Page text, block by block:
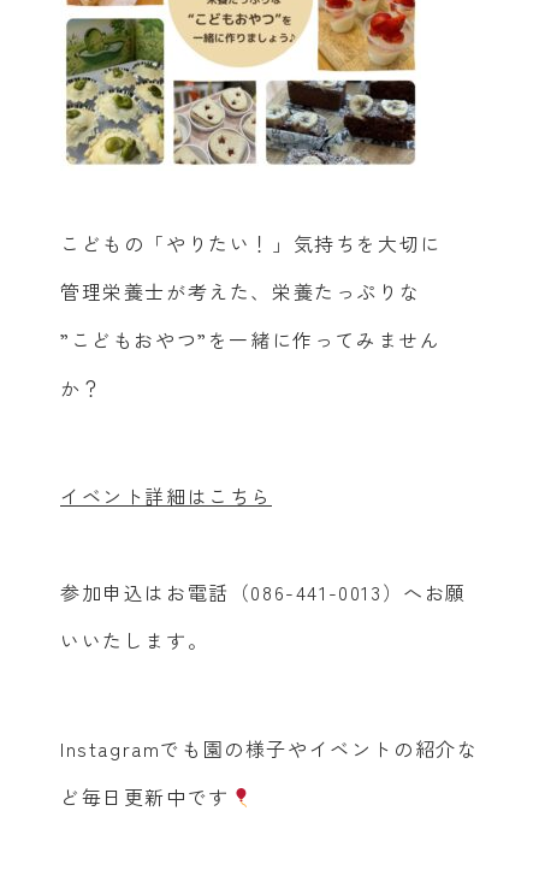
こどもの「やりたい！」気持ちを大切に
管理栄養士が考えた、栄養たっぷりな
”こどもおやつ”を一緒に作ってみません
か？
イベント詳細はこちら
参加申込はお電話（086-441-0013）へお願
いいたします。
Instagramでも園の様子やイベントの紹介な
ど毎日更新中です
トップページ
ぽすとめいとプラスのこと